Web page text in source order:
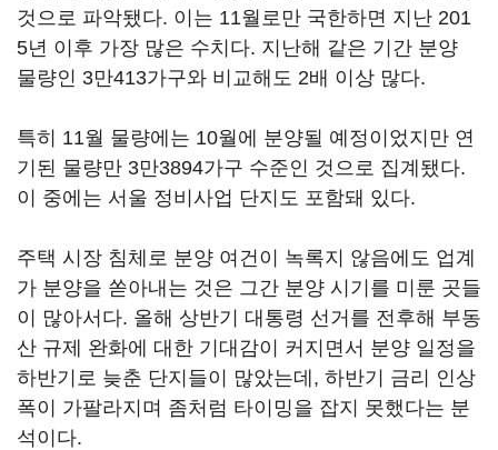
것으로 파악됐다. 이는 11월로만 국한하면 지난 201
5년 이후 가장 많은 수치다. 지난해 같은 기간 분양
물량인 3만413가구와 비교해도 2배 이상 많다.
특히 11월 물량에는 10월에 분양될 예정이었지만 연
기된 물량만 3만3894가구 수준인 것으로 집계됐다.
이 중에는 서울 정비사업 단지도 포함돼 있다.
주택 시장 침체로 분양 여건이 녹록지 않음에도 업계
가 분양을 쏟아내는 것은 그간 분양 시기를 미룬 곳들
이 많아서다. 올해 상반기 대통령 선거를 전후해 부동
산 규제 완화에 대한 기대감이 커지면서 분양 일정을
하반기로 늦춘 단지들이 많았는데, 하반기 금리 인상
폭이 가팔라지며 좀처럼 타이밍을 잡지 못했다는 분
석이다.